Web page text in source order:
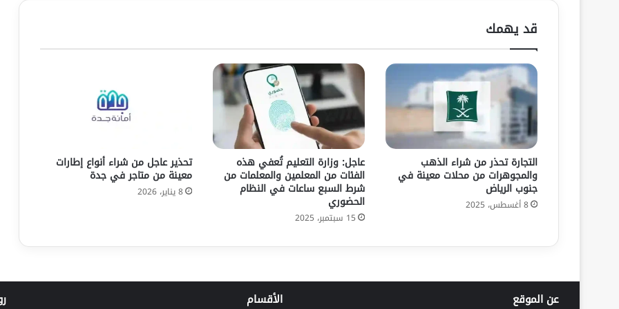
قد يهمك
التجارة تحذر من شراء الذهب
والمجوهرات من محلات معينة في
جنوب الرياض
8 أغسطس، 2025
عاجل: وزارة التعليم تُعفي هذه
الفئات من المعلمين والمعلمات من
شرط السبع ساعات في النظام
الحضوري
15 سبتمبر، 2025
تحذير عاجل من شراء أنواع إطارات
معينة من متاجر في جدة
8 يناير، 2026
عن الموقع الأقسام